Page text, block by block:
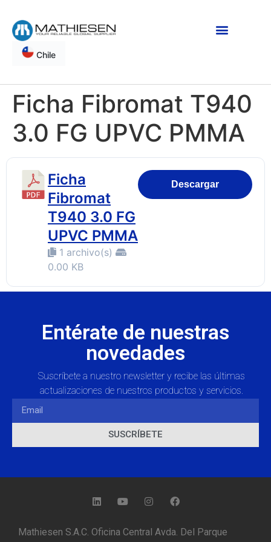
Chile
Ficha Fibromat T940
3.0 FG UPVC PMMA
Ficha
Fibromat
T940 3.0 FG
UPVC PMMA
1 archivo(s)
0.00 KB
Descargar
Entérate de nuestras
novedades
Suscríbete a nuestro newsletter y recibe las últimas
actualizaciones de nuestros productos y servicios.
SUSCRÍBETE
Mathiesen S.A.C. Oficina Central Avda. Del Parque